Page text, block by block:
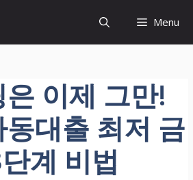
Menu
이제 그만!
대출 최저 금
계 비법